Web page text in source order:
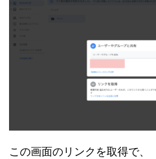
この画面のリンクを取得で、